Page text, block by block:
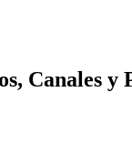
Canales